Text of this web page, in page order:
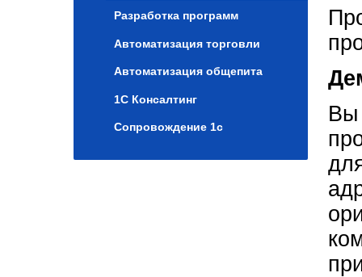
Разработка программ
Автоматизация торговли
Автоматизация общепита
1C Консалтинг
Сопровождение 1с
Вы